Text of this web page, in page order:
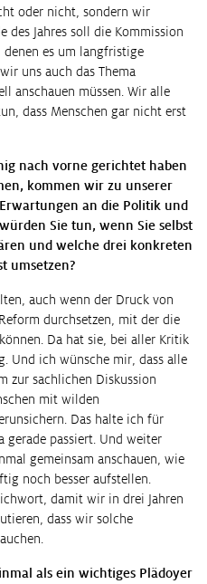
oder nicht, sondern wir
des Jahres soll die Kommission
es um langfristige
uns auch das Thema
anschauen müssen. Wir alle
dass Menschen gar nicht erst
nach vorne gerichtet haben
kommen wir zu unserer
an die Politik und
Sie tun, wenn Sie selbst
und welche drei konkreten
umsetzen?
auch wenn der Druck von
durchsetzen, mit der die
Da hat sie, bei aller Kritik
Und ich wünsche mir, dass alle
zur sachlichen Diskussion
mit wilden
Das halte ich für
passiert. Und weiter
gemeinsam anschauen, wie
noch besser aufstellen.
damit wir in drei Jahren
dass wir solche
als ein wichtiges Plädoyer